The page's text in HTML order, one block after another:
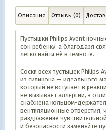
Описание Отзывы (0)
Пустышки Philips Avent
сон ребенку, а благодаря
легко найти её в темноте.
Соски всех пустышек Philips
из силикона — идеального
который не вступает в
не вызывает аллергии, в
снабжена кольцом-
вентиляционные отверстия,
раздражение
и безопасности заменяйте